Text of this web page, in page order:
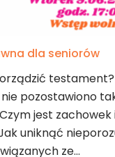
dla seniorów
pozostawiono
jest zachowek
uniknąć
ze…